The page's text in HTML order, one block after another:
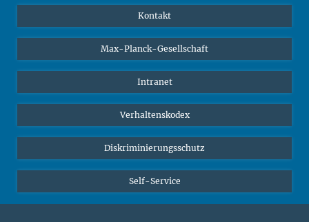
Studierende
Schüler*innen
Öffentlichkeit
Alumnae | Alumni
Kontakt
Max-Planck-Gesellschaft
Intranet
Verhaltenskodex
Diskriminierungsschutz
Self-Service